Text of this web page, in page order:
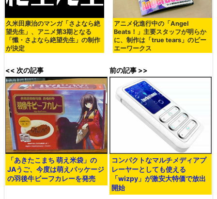
久米田康治のマンガ「さよなら絶
望先生」、アニメ第3期となる
「懺・さよなら絶望先生」の制作
が決定
アニメ化進行中の「Angel
Beats！」主要スタッフが明らか
に、制作は「true tears」のピー
エーワークス
<< 次の記事
「あきたこまち 萌え米袋」の
JAうご、今度は萌えパッケージ
の羽後牛ビーフカレーを発売
前の記事 >>
コンパクトなマルチメディアプ
レーヤーとしても使える
「wizpy」が激安大特価で放出
開始